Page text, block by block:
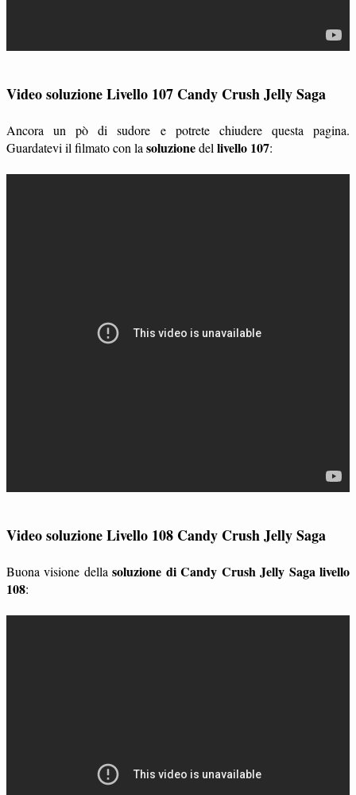
Video soluzione Livello 107 Candy Crush Jelly Saga
Ancora un pò di sudore e potrete chiudere questa pagina.
Guardatevi il filmato con la soluzionedel livello 107:
Video soluzione Livello 108 Candy Crush Jelly Saga
Buona visione dellasoluzione di Candy Crush Jelly Saga livello
108: